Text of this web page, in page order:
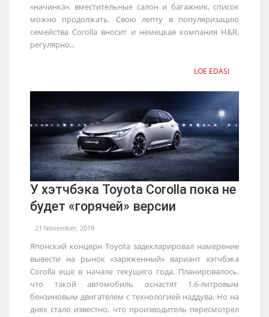
«начинка», вместительные салон и багажник, список
можно продолжать. Свою лепту в популяризацию
семейства Corolla вносит и немецкая компания H&R,
регулярно...
LOE EDASI
У хэтчбэка Toyota Corolla пока не
будет «горячей» версии
21 November, 2019
Японский концерн Toyota задекларировал намерение
вывести на рынок «заряженный» вариант хэтчбэка
Corolla ещё в начале текущего года. Планировалось,
что такой автомобиль оснастят 1.6-литровым
бензиновым двигателем с технологией наддува. Но на
днях стало известно, что производитель пересмотрел